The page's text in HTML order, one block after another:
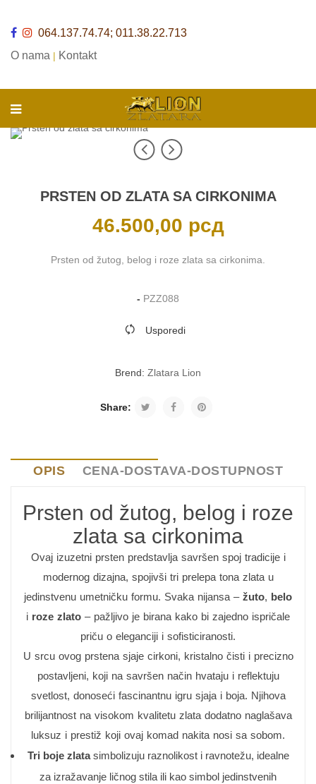
064.137.74.74; 011.38.22.713
O nama | Kontakt
PRSTEN OD ZLATA SA CIRKONIMA
46.500,00 рсд
Prsten od žutog, belog i roze zlata sa cirkonima.
- PZZ088
Usporedi
Brend: Zlatara Lion
Share:
OPIS CENA-DOSTAVA-DOSTUPNOST
Prsten od žutog, belog i roze
zlata sa cirkonima
Ovaj izuzetni prsten predstavlja savršen spoj tradicije i
modernog dizajna, spojivši tri prelepa tona zlata u
jedinstvenu umetničku formu. Svaka nijansa – žuto, belo
i roze zlato – pažljivo je birana kako bi zajedno ispričale
priču o eleganciji i sofisticiranosti.
U srcu ovog prstena sjaje cirkoni, kristalno čisti i precizno
postavljeni, koji na savršen način hvataju i reflektuju
svetlost, donoseći fascinantnu igru sjaja i boja. Njihova
brilijantnost na visokom kvalitetu zlata dodatno naglašava
luksuz i prestiž koji ovaj komad nakita nosi sa sobom.
Tri boje zlatasimbolizuju raznolikost i ravnotežu, idealne
za izražavanje ličnog stila ili kao simbol jedinstvenih